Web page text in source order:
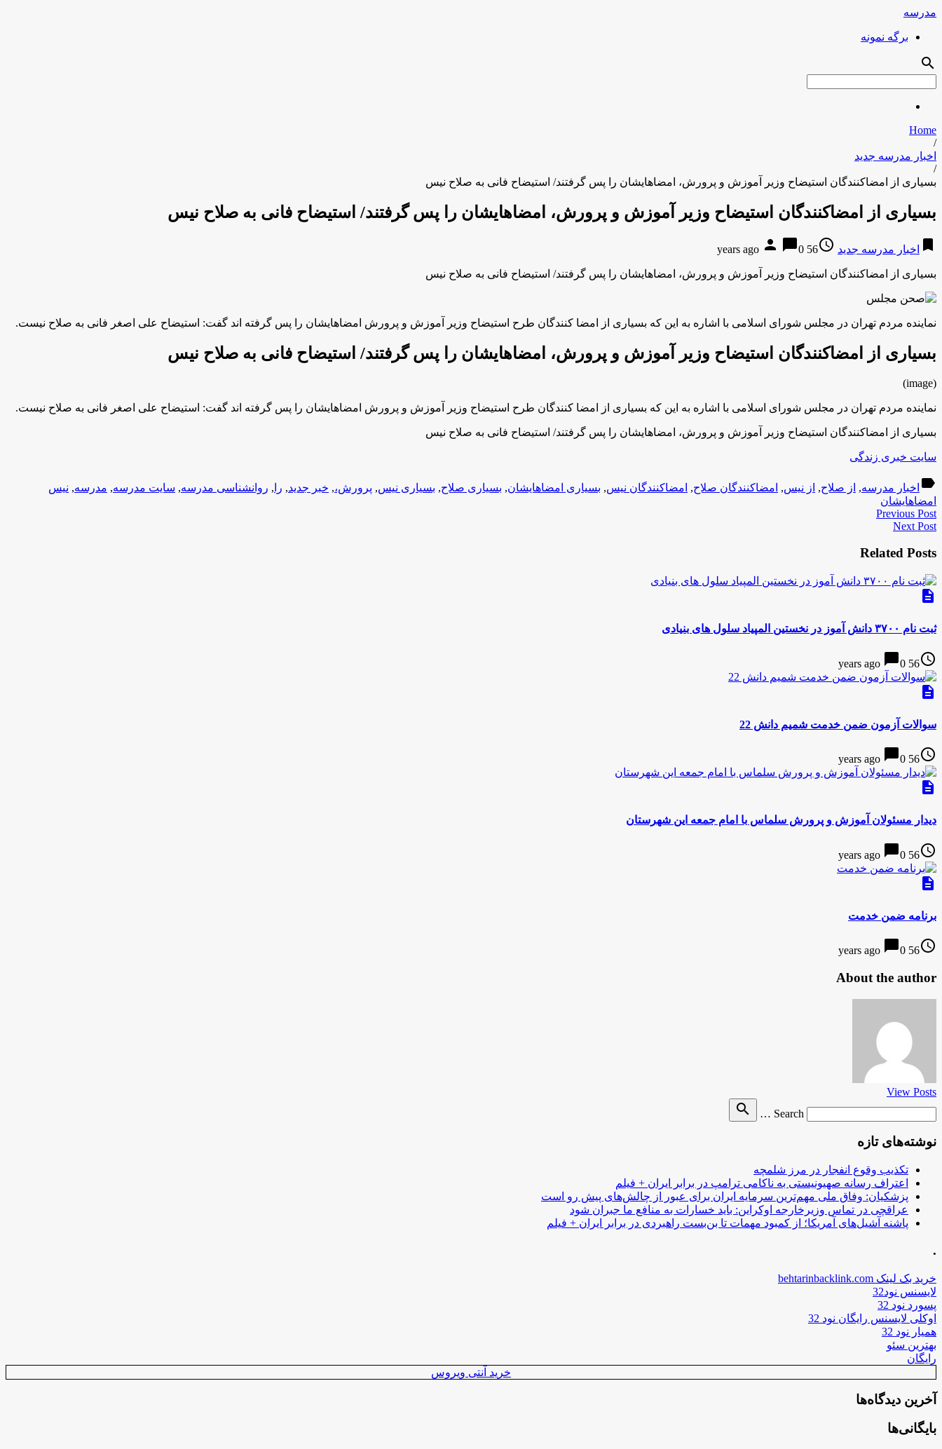
مدرسه
برگه نمونه
search
Home
/
اخبار مدرسه جدید
/
بسیاری از امضاکنندگان استیضاح وزیر آموزش و پرورش، امضاهایشان را پس گرفتند/ استیضاح فانی به صلاح نیس
بسیاری از امضاکنندگان استیضاح وزیر آموزش و پرورش، امضاهایشان را پس گرفتند/ استیضاح فانی به صلاح نیس
bookmark اخبار مدرسه جدید access_time
56 years ago
person chat_bubble0
بسیاری از امضاکنندگان استیضاح وزیر آموزش و پرورش، امضاهایشان را پس گرفتند/ استیضاح فانی به صلاح نیس
نماینده مردم تهران در مجلس شورای اسلامی با اشاره به این که بسیاری از امضا کنندگان طرح استیضاح وزیر آموزش و پرورش امضاهایشان را پس گرفته اند گفت: استیضاح علی اصغر فانی به صلاح نیست.
بسیاری از امضاکنندگان استیضاح وزیر آموزش و پرورش، امضاهایشان را پس گرفتند/ استیضاح فانی به صلاح نیس
(image)
نماینده مردم تهران در مجلس شورای اسلامی با اشاره به این که بسیاری از امضا کنندگان طرح استیضاح وزیر آموزش و پرورش امضاهایشان را پس گرفته اند گفت: استیضاح علی اصغر فانی به صلاح نیست.
بسیاری از امضاکنندگان استیضاح وزیر آموزش و پرورش، امضاهایشان را پس گرفتند/ استیضاح فانی به صلاح نیس
سایت خبری زندگی
label اخبار مدرسه, از صلاح, از نیس, امضاکنندگان صلاح, امضاکنندگان نیس, بسیاری امضاهایشان, بسیاری صلاح, بسیاری نیس, پرورش،, خبر جدید, را , روانشناسی مدرسه, سایت مدرسه, مدرسه, نیس
امضاهایشان
Previous Post
Next Post
Related Posts
description
ثبت نام ۳۷۰۰ دانش آموز در نخستین المپیاد سلول های بنیادی
access_time
56 years ago
chat_bubble0
description
سوالات آزمون ضمن خدمت شمیم دانش 22
access_time
56 years ago
chat_bubble0
description
دیدار مسئولان آموزش و پرورش سلماس با امام جمعه این شهرستان
access_time
56 years ago
chat_bubble0
description
برنامه ضمن خدمت
access_time
56 years ago
chat_bubble0
About the author
View Posts
Search …
search
نوشته‌های تازه
تکذیب وقوع انفجار در مرز شلمچه
اعتراف رسانه صهیونیستی به ناکامی ترامپ در برابر ایران + فیلم
پزشکیان: وفاق ملی مهم‌ترین سرمایه ایران برای عبور از چالش‌های پیش رو است
عراقچی در تماس وزیرخارجه اوکراین: باید خسارات به منافع ما جبران شود
پاشنه آشیل‌های آمریکا؛ از کمبود مهمات تا بن‌بست راهبردی در برابر ایران + فیلم
.
خرید بک لینک behtarinbacklink.com
لایسنس نود32
پسورد نود 32
اوکلی لایسنس رایگان نود 32
همیار نود 32
بهترین سئو
رایگان
خرید آنتی ویروس
آخرین دیدگاه‌ها
بایگانی‌ها